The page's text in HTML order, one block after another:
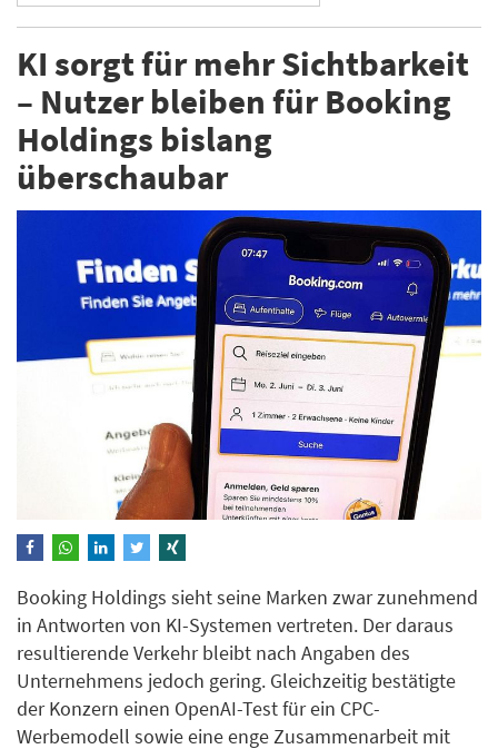
KI sorgt für mehr Sichtbarkeit
– Nutzer bleiben für Booking
Holdings bislang
überschaubar
Booking Holdings sieht seine Marken zwar zunehmend
in Antworten von KI-Systemen vertreten. Der daraus
resultierende Verkehr bleibt nach Angaben des
Unternehmens jedoch gering. Gleichzeitig bestätigte
der Konzern einen OpenAI-Test für ein CPC-
Werbemodell sowie eine enge Zusammenarbeit mit